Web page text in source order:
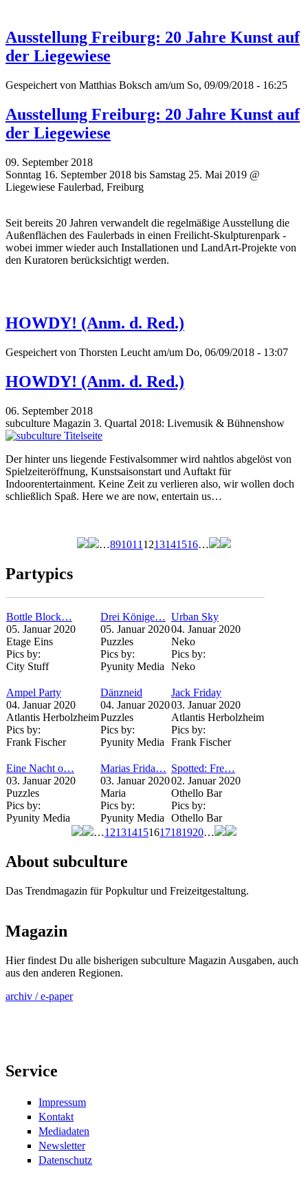
Ausstellung Freiburg: 20 Jahre Kunst auf
der Liegewiese
Gespeichert von Matthias Boksch am/um So, 09/09/2018 - 16:25
Ausstellung Freiburg: 20 Jahre Kunst auf
der Liegewiese
09. September 2018
Sonntag 16. September 2018 bis Samstag 25. Mai 2019 @
Liegewiese Faulerbad, Freiburg
Seit bereits 20 Jahren verwandelt die regelmäßige Ausstellung die
Außenflächen des Faulerbads in einen Freilicht-Skulpturenpark -
wobei immer wieder auch Installationen und LandArt-Projekte von
den Kuratoren berücksichtigt werden.
HOWDY! (Anm. d. Red.)
Gespeichert von Thorsten Leucht am/um Do, 06/09/2018 - 13:07
HOWDY! (Anm. d. Red.)
06. September 2018
subculture Magazin 3. Quartal 2018: Livemusik & Bühnenshow
Der hinter uns liegende Festivalsommer wird nahtlos abgelöst von
Spielzeiteröffnung, Kunstsaisonstart und Auftakt für
Indoorentertainment. Keine Zeit zu verlieren also, wir wollen doch
schließlich Spaß. Here we are now, entertain us…
…891011 1213141516…
Partypics
Bottle Block…
05. Januar 2020
Etage Eins
Pics by:
City Stuff
Drei Könige…
05. Januar 2020
Puzzles
Pics by:
Pyunity Media
Urban Sky
04. Januar 2020
Neko
Pics by:
Neko
Ampel Party
04. Januar 2020
Atlantis Herbolzheim
Pics by:
Frank Fischer
Dänzneid
04. Januar 2020
Puzzles
Pics by:
Pyunity Media
Jack Friday
03. Januar 2020
Atlantis Herbolzheim
Pics by:
Frank Fischer
Eine Nacht o…
03. Januar 2020
Puzzles
Pics by:
Pyunity Media
Marias Frida…
03. Januar 2020
Maria
Pics by:
Pyunity Media
Spotted: Fre…
02. Januar 2020
Othello Bar
Pics by:
Othello Bar
…121314151617181920…
About subculture
Das Trendmagazin für Popkultur und Freizeitgestaltung.
Magazin
Hier findest Du alle bisherigen subculture Magazin Ausgaben, auch
aus den anderen Regionen.
archiv / e-paper
Service
Impressum
Kontakt
Mediadaten
Newsletter
Datenschutz